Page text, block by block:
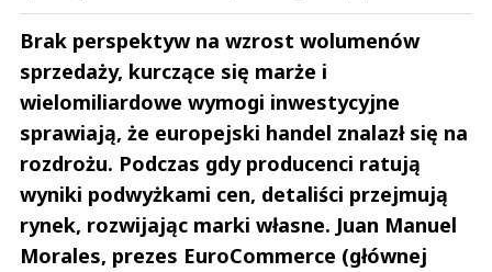
Brak perspektyw na wzrost wolumenów
sprzedaży, kurczące się marże i
wielomiliardowe wymogi inwestycyjne
sprawiają, że europejski handel znalazł się na
rozdrożu. Podczas gdy producenci ratują
wyniki podwyżkami cen, detaliści przejmują
rynek, rozwijając marki własne. Juan Manuel
Morales, prezes EuroCommerce (głównej